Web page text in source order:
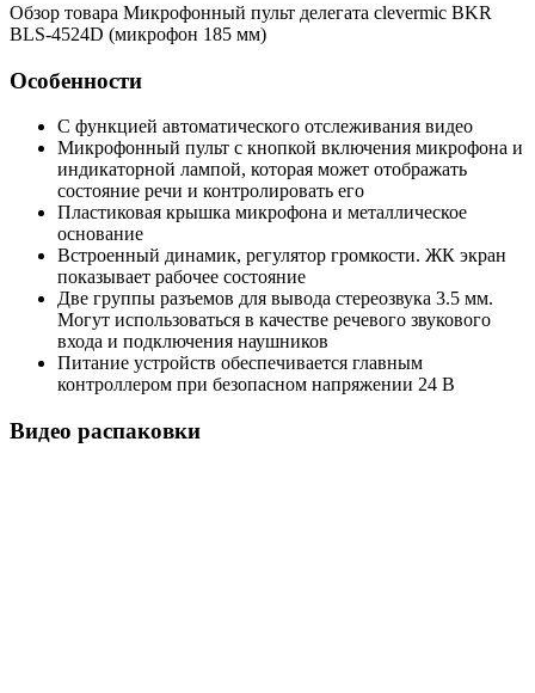
Обзор товара Микрофонный пульт делегата clevermic BKR
BLS-4524D (микрофон 185 мм)
Особенности
С функцией автоматического отслеживания видео
Микрофонный пульт с кнопкой включения микрофона и
индикаторной лампой, которая может отображать
состояние речи и контролировать его
Пластиковая крышка микрофона и металлическое
основание
Встроенный динамик, регулятор громкости. ЖК экран
показывает рабочее состояние
Две группы разъемов для вывода стереозвука 3.5 мм.
Могут использоваться в качестве речевого звукового
входа и подключения наушников
Питание устройств обеспечивается главным
контроллером при безопасном напряжении 24 В
Видео распаковки